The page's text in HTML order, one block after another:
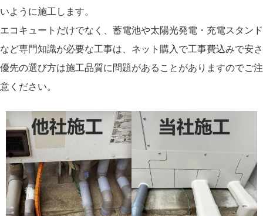
いように施工します。
エコキュートだけでなく、蓄電池や太陽光発電・充電スタンド
など専門知識が必要な工事は、ネット購入で工事費込みで安さ
優先の選び方は施工品質に問題があることがありますのでご注
意ください。